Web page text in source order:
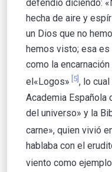
defendió diciendo:
hecha de aire y
un Dios que no
hemos visto; esa
como la
el«Logos» [5] , lo
Academia Española
del universo» y la
carne», quien vivió
hablaba con el
viento como